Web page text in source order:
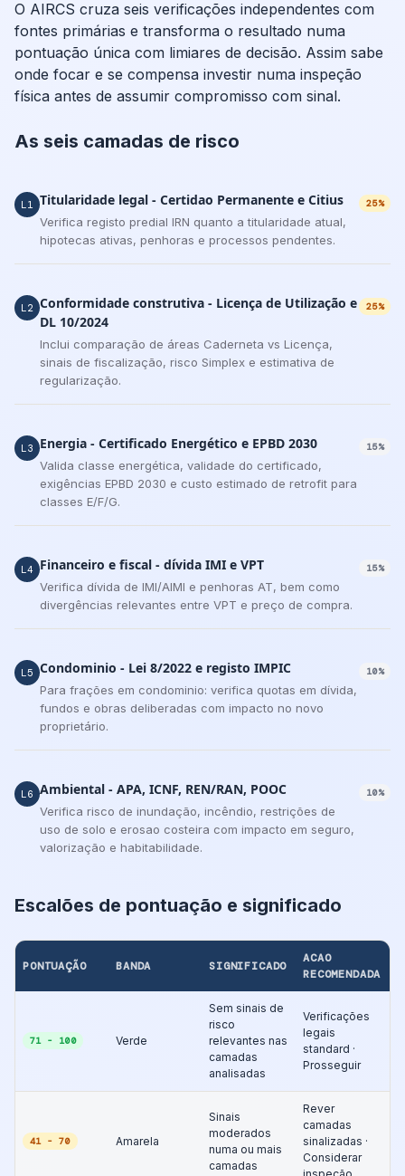
O AIRCS cruza seis verificações independentes com
fontes primárias e transforma o resultado numa
pontuação única com limiares de decisão. Assim sabe
onde focar e se compensa investir numa inspeção
física antes de assumir compromisso com sinal.
As seis camadas de risco
L1 Titularidade legal - Certidao Permanente e Citius
Verifica registo predial IRN quanto a titularidade atual,
hipotecas ativas, penhoras e processos pendentes.
25%
L2 Conformidade construtiva - Licença de Utilização e
DL 10/2024
Inclui comparação de áreas Caderneta vs Licença,
sinais de fiscalização, risco Simplex e estimativa de
regularização.
25%
L3 Energia - Certificado Energético e EPBD 2030
Valida classe energética, validade do certificado,
exigências EPBD 2030 e custo estimado de retrofit para
classes E/F/G.
15%
L4 Financeiro e fiscal - dívida IMI e VPT
Verifica dívida de IMI/AIMI e penhoras AT, bem como
divergências relevantes entre VPT e preço de compra.
15%
L5 Condominio - Lei 8/2022 e registo IMPIC
Para frações em condominio: verifica quotas em dívida,
fundos e obras deliberadas com impacto no novo
proprietário.
10%
L6 Ambiental - APA, ICNF, REN/RAN, POOC
Verifica risco de inundação, incêndio, restrições de
uso de solo e erosao costeira com impacto em seguro,
valorização e habitabilidade.
10%
Escalões de pontuação e significado
PONTUAÇÃO BANDA SIGNIFICADO
ACAO
RECOMENDADA
71 - 100 Verde
Sem sinais de
risco
relevantes nas
camadas
analisadas
Verificações
legais
standard ·
Prosseguir
41 - 70 Amarela
Sinais
moderados
numa ou mais
camadas
Rever
camadas
sinalizadas ·
Considerar